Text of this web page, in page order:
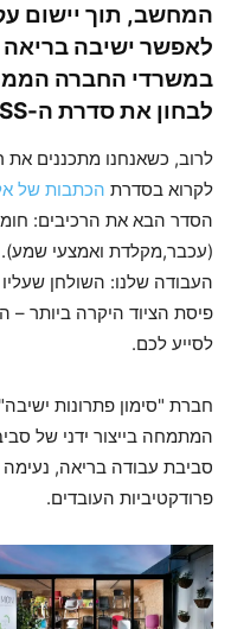
המחשב, תוך יישום
לאפשר ישיבה בריאה
במשרדי החברה
לבחון את סדרת ה-SITNESS.
לרוב, כשאנחנו מתכננים
לקרוא בסדרת הכתבות של
הסדר הבא את הרכיבים:
(עכבר,מקלדת ואמצעי
העבודה שלנו: השולחן
לסייע לכם.
חברת "סימון פתרונות
המתמחה בייצור ידני של
סביבת עבודה בריאה,
פרודקטיביות העובדים.